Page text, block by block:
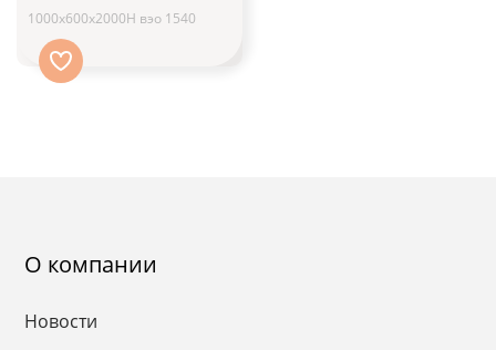
1000х600х2000H вэо 1540
О компании
Новости